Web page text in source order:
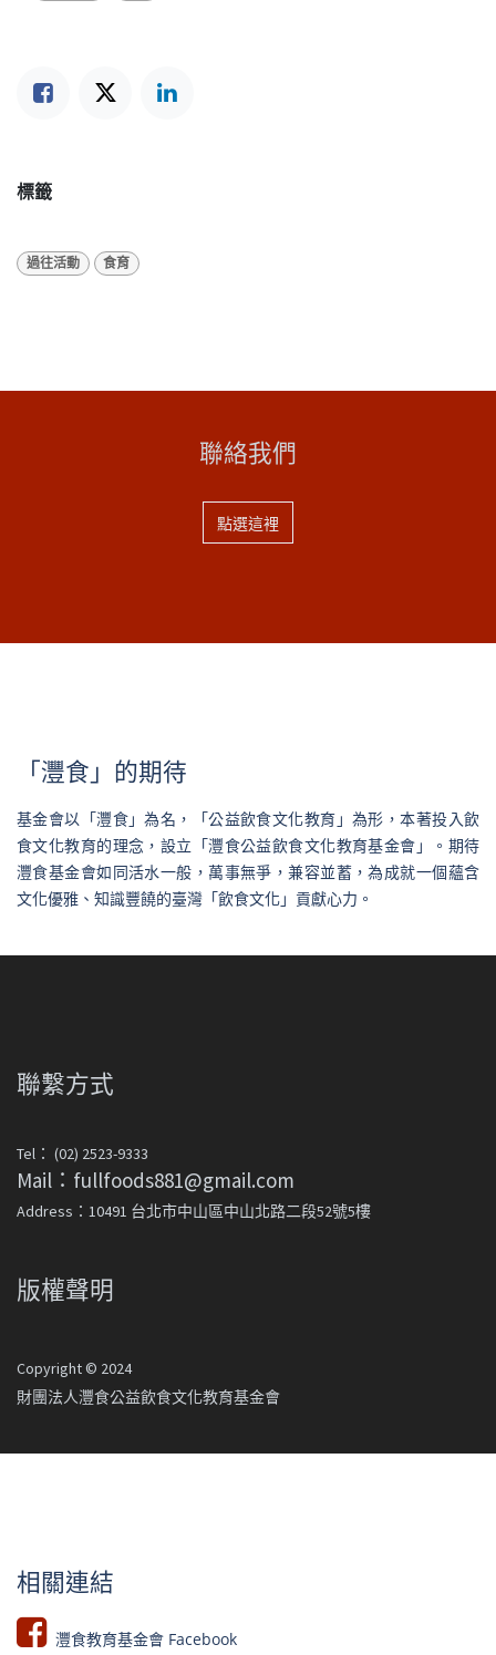
標籤
過往活動 食育
聯絡我們
點選這裡
「灃食」的期待
基金會以「灃食」為名，「公益飲食文化教育」為形，本著投入飲
食文化教育的理念，設立「灃食公益飲食文化教育基金會」。期待
灃食基金會如同活水一般，萬事無爭，兼容並蓄，為成就一個蘊含
文化優雅、知識豐饒的臺灣「飲食文化」貢獻心力。
聯繫方式
Tel： (02) 2523-9333
Mail：fullfoods881@gmail.com
Address：10491 台北市中山區中山北路二段52號5樓
版權聲明
Copyright © 2024
財團法人灃食公益飲食文化教育基金會
相關連結
灃食教育基金會 Facebook​